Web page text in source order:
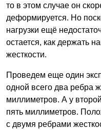
то в этом случае он
деформируется. Но
нагрузки ещё
остается, как держать
жесткости.
Проведем еще один
одной всего два ребра
миллиметров. А у
пять миллиметров.
с двумя ребрами